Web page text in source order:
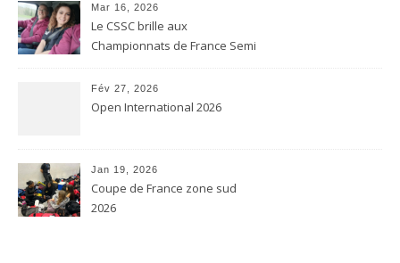
Mar 16, 2026
Le CSSC brille aux
Championnats de France Semi
Fév 27, 2026
Open International 2026
Jan 19, 2026
Coupe de France zone sud
2026